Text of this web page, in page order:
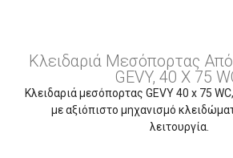
Κλειδαριά Μεσόπορτας Από
GEVY, 40 X 75
Κλειδαριά μεσόπορτας GEVY 40 x 75
με αξιόπιστο μηχανισμό
λειτουργία.